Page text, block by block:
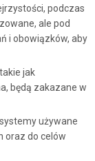
podczas
ale pod
i obowiązków, aby
jak
będą zakazane w
używane
oraz do celów